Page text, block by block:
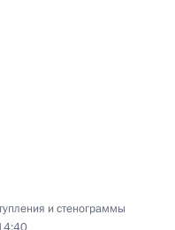
и стенограммы